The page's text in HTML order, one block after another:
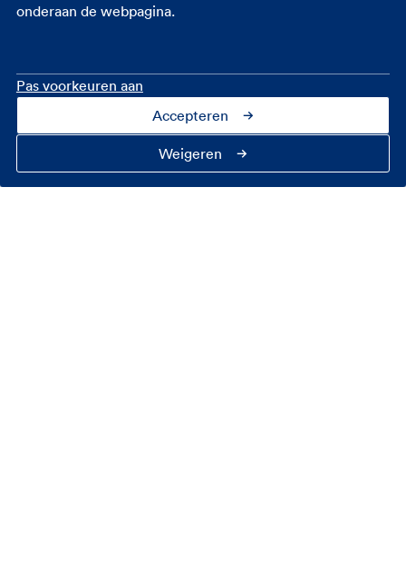
Dirk belde met zijn verzekeraar om informatie in te
garagebox hoort bij FBTO namelijk bij je
. De spullen erin verzeker je met
inboedelverzekering
gereedschap of verzameling is. De verzameling
werd niet als diefstalgevoelige inboedel gezien.”
onderaan de webpagina.
Pas voorkeuren aan
Accepteren
Weigeren